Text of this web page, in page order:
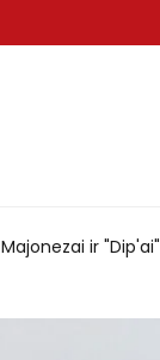
Majonezai ir "Dip'ai"